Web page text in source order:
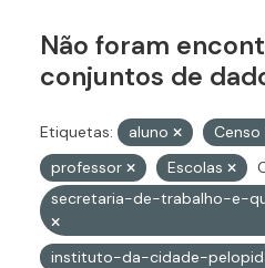
Não foram
conjuntos de
Etiquetas: aluno
Censo
professor
Escolas
secretaria-de-trabalho-e-
instituto-da-cidade-